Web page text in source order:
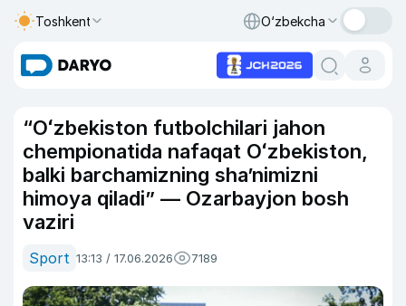
Toshkent O‘zbekcha
“Oʻzbekiston futbolchilari jahon
chempionatida nafaqat Oʻzbekiston,
balki barchamizning shaʼnimizni
himoya qiladi” — Ozarbayjon bosh
vaziri
Sport 13:13 / 17.06.2026 7189